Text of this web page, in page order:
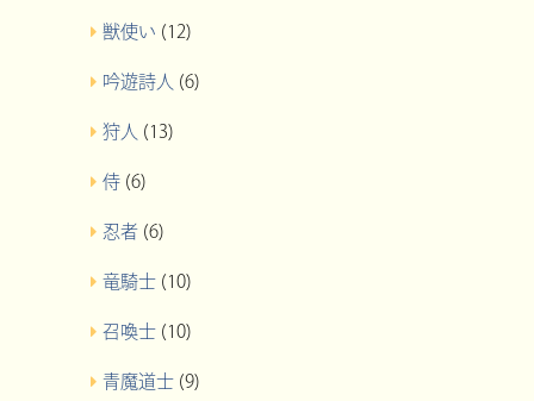
獣使い (12)
吟遊詩人 (6)
狩人 (13)
侍 (6)
忍者 (6)
竜騎士 (10)
召喚士 (10)
青魔道士 (9)